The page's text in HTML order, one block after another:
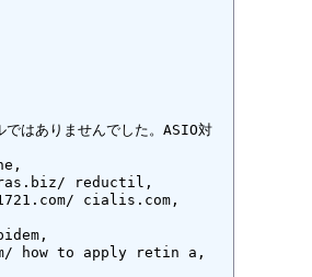
はありませんでした。ASIO対
reductil,
cialis.com,
how to apply retin a,